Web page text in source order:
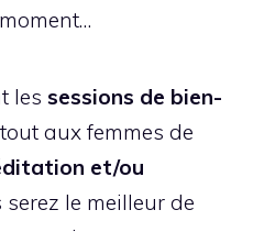
les sessions de bien-
aux femmes de
et/ou
serez le meilleur de